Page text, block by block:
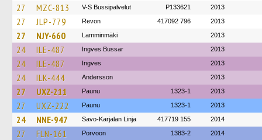
27 MZC-813 V-S Bussipalvelut P133621 2013
27 JLP-779 Revon 417092 796 2013
27 NJY-660 Lamminmäki 2013
24 ILE-487 Ingves Bussar 2013
24 ILE-487 Ingves 2013
24 ILK-444 Andersson 2013
27 UXZ-211 Paunu 1323-1 2013
27 UXZ-222 Paunu 1323-1 2013
24 NNE-947 Savo-Karjalan Linja 417719 155 2014
27 FLN-161 Porvoon 1383-2 2014